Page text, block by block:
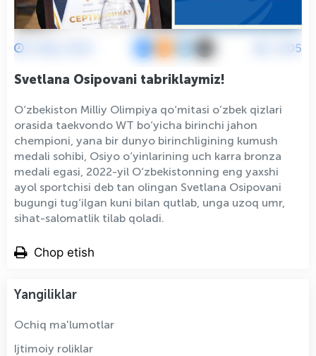
2205
Svetlana Osipovani tabriklaymiz!
O‘zbekiston Milliy Olimpiya qo‘mitasi o’zbek qizlari
orasida taekvondo WT bo‘yicha birinchi jahon
chempioni, yana bir dunyo birinchligining kumush
medali sohibi, Osiyo o‘yinlarining uch karra bronza
medali egasi, 2022-yil O‘zbekistonning eng yaxshi
ayol sportchisi deb tan olingan Svetlana Osipovani
bugungi tug‘ilgan kuni bilan qutlab, unga uzoq umr,
sihat-salomatlik tilab qoladi.
Chop etish
Yangiliklar
Ochiq ma'lumotlar
Ijtimoiy roliklar